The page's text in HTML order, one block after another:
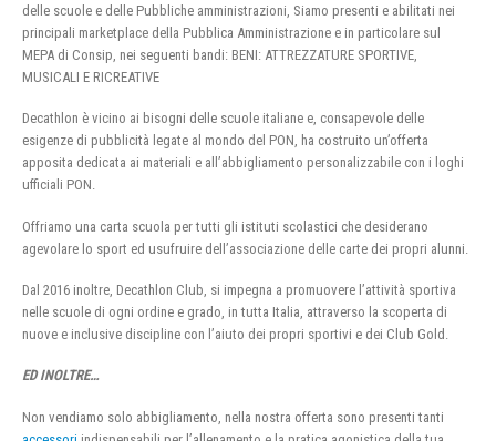
delle scuole e delle Pubbliche amministrazioni, Siamo presenti e abilitati nei
principali marketplace della Pubblica Amministrazione e in particolare sul
MEPA di Consip, nei seguenti bandi: BENI: ATTREZZATURE SPORTIVE,
MUSICALI E RICREATIVE
Decathlon è vicino ai bisogni delle scuole italiane e, consapevole delle
esigenze di pubblicità legate al mondo del PON, ha costruito un’offerta
apposita dedicata ai materiali e all’abbigliamento personalizzabile con i loghi
ufficiali PON.
Offriamo una carta scuola per tutti gli istituti scolastici che desiderano
agevolare lo sport ed usufruire dell’associazione delle carte dei propri alunni.
Dal 2016 inoltre, Decathlon Club, si impegna a promuovere l’attività sportiva
nelle scuole di ogni ordine e grado, in tutta Italia, attraverso la scoperta di
nuove e inclusive discipline con l’aiuto dei propri sportivi e dei Club Gold.
ED INOLTRE…
Non vendiamo solo abbigliamento, nella nostra offerta sono presenti tanti